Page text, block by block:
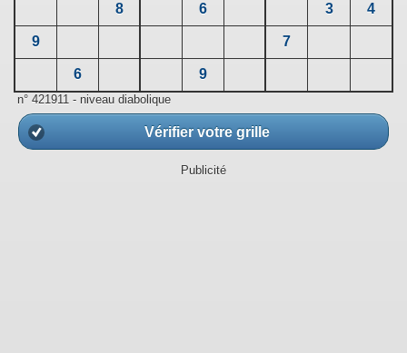
8 6 3 4
9 7
6 9
n° 421911 - niveau diabolique
Vérifier votre grille
Publicité